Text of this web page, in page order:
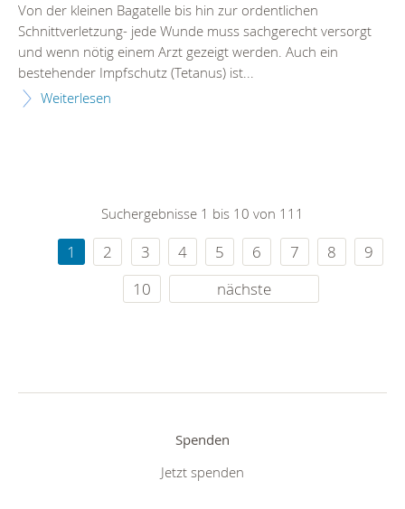
Von der kleinen Bagatelle bis hin zur ordentlichen
Schnittverletzung- jede Wunde muss sachgerecht versorgt
und wenn nötig einem Arzt gezeigt werden. Auch ein
bestehender Impfschutz (Tetanus) ist...
Weiterlesen
Suchergebnisse 1 bis 10 von 111
1 2 3 4 5 6 7 8
9
10
nächste
Spenden
Jetzt spenden